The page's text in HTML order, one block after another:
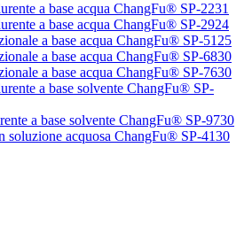
a base acqua ChangFu® SP-2231
a base acqua ChangFu® SP-2924
a base acqua ChangFu® SP-5125
a base acqua ChangFu® SP-6830
a base acqua ChangFu® SP-7630
a base solvente ChangFu® SP-
a base solvente ChangFu® SP-9730
soluzione acquosa ChangFu® SP-4130